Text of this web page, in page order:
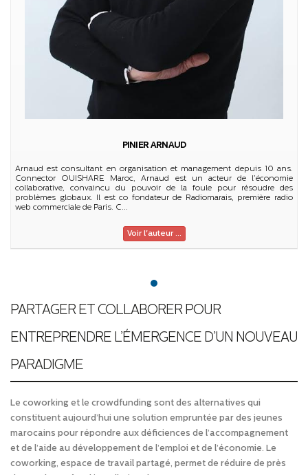
PINIER ARNAUD
Arnaud est consultant en organisation et management depuis 10 ans.
Connector OUISHARE Maroc, Arnaud est un acteur de l’économie
collaborative, convaincu du pouvoir de la foule pour résoudre des
problèmes globaux. Il est co fondateur de Radiomarais, première radio
web commerciale de Paris. C...
Voir l'auteur ...
PARTAGER ET COLLABORER POUR
ENTREPRENDRE L’ÉMERGENCE D’UN NOUVEAU
PARADIGME
Le coworking et le crowdfunding sont des alternatives qui
constituent aujourd’hui une solution empruntée par des jeunes
marocains pour répondre aux déficiences de l’accompagnement
et de l’aide au développement de l’emploi et de l’économie. Le
coworking, espace de travail partagé, permet de réduire de près